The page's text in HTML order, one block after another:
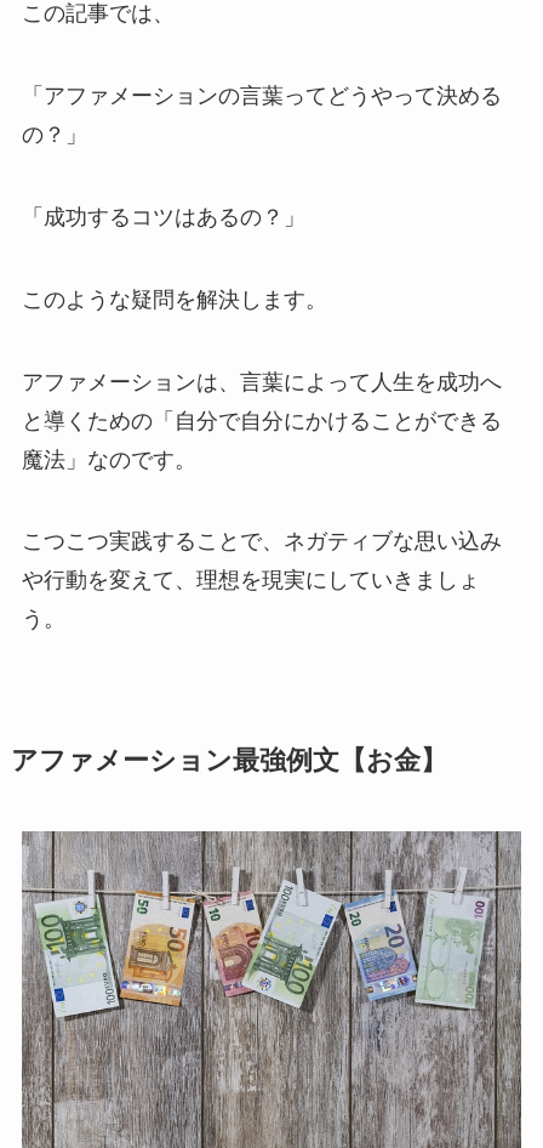
この記事では、
「アファメーションの言葉ってどうやって決める
の？」
「成功するコツはあるの？」
このような疑問を解決します。
アファメーションは、言葉によって人生を成功へ
と導くための「自分で自分にかけることができる
魔法」なのです。
こつこつ実践することで、ネガティブな思い込み
や行動を変えて、理想を現実にしていきましょ
う。
アファメーション最強例文【お金】